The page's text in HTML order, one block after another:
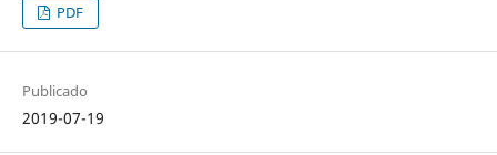
PDF
Publicado
2019-07-19